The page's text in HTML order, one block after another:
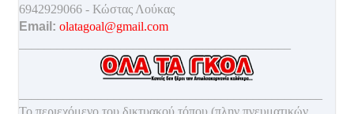
6942929066 - Κώστας Λούκας
Email: olatagoal@gmail.com